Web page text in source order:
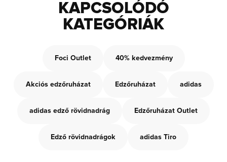
KAPCSOLÓDÓ
KATEGÓRIÁK
Foci Outlet 40% kedvezmény
Akciós edzőruházat Edzőruházat adidas
adidas edző rövidnadrág Edzőruházat Outlet
Edző rövidnadrágok adidas Tiro